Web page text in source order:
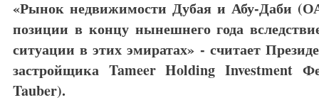
«Рынок недвижимости Дубая и Абу-Даби
позиции в концу нынешнего года
ситуации в этих эмиратах» - считает
застройщика Tameer Holding Investment
Tauber).